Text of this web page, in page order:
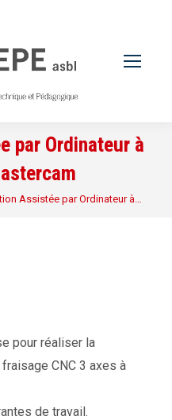
par Ordinateur à
Assistée par Ordinateur à…
pour réaliser la
CNC 3 axes à
de travail.